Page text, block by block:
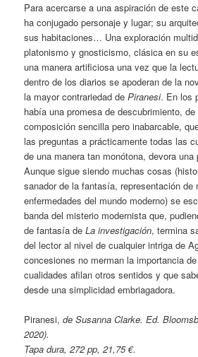
Para acercarse a una aspiración de este
ha conjugado personaje y lugar; su
sus habitaciones… Una exploración
platonismo y gnosticismo, clásica en su
una manera artificiosa una vez que la
dentro de los diarios se apoderan de la
la mayor contrariedad dePiranesi. En los
había una promesa de descubrimiento,
composición sencilla pero inabarcable,
las preguntas a prácticamente todas las
de una manera tan monótona, devora
Aunque sigue siendo muchas cosas
sanador de la fantasía, representación de
enfermedades del mundo moderno) se
banda del misterio modernista que,
de fantasía deLa investigación, termina
del lector al nivel de cualquier intriga de
concesiones no merman la importancia
cualidades afilan otros sentidos y que
desde una simplicidad embriagadora.
Piranesi, de Susanna Clarke. Ed.
2020).
Tapa dura, 272 pp, 21,75€.